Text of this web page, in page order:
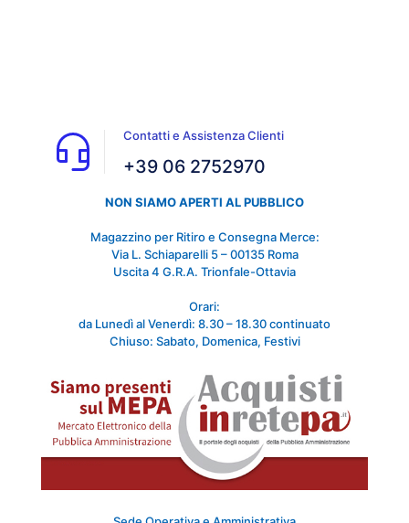
Contatti e Assistenza Clienti
+39 06 2752970
NON SIAMO APERTI AL PUBBLICO
Magazzino per Ritiro e Consegna Merce:
Via L. Schiaparelli 5 – 00135 Roma
Uscita 4 G.R.A. Trionfale-Ottavia
Orari:
da Lunedì al Venerdì: 8.30 – 18.30 continuato
Chiuso: Sabato, Domenica, Festivi